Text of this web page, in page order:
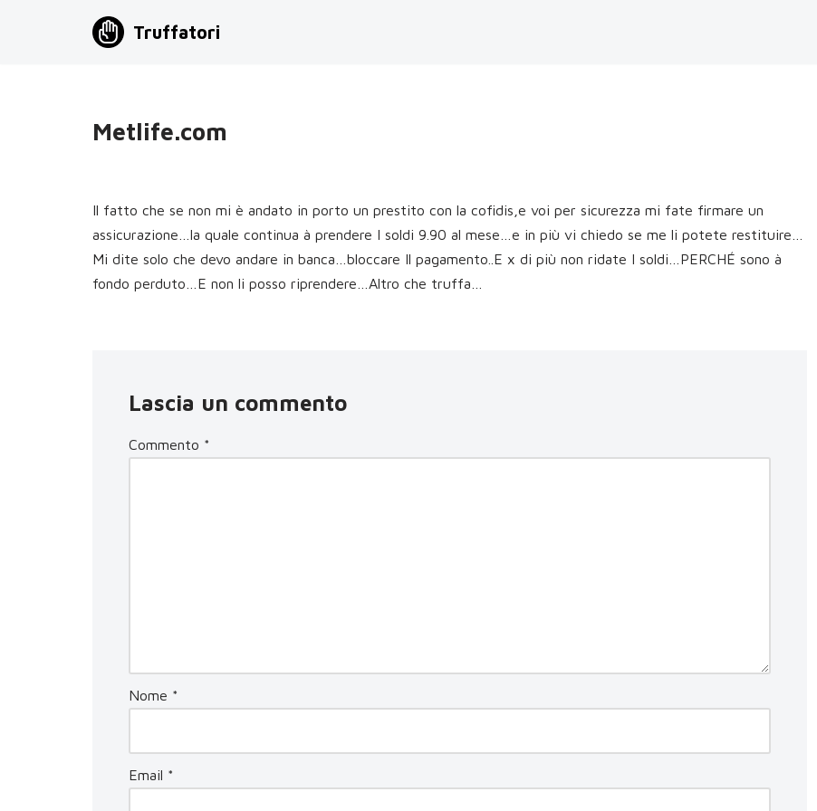
Truffatori
Metlife.com
Il fatto che se non mi è andato in porto un prestito con la cofidis,e voi per sicurezza mi fate firmare un
assicurazione…la quale continua à prendere I soldi 9.90 al mese…e in più vi chiedo se me li potete restituire…
Mi dite solo che devo andare in banca…bloccare Il pagamento..E x di più non ridate I soldi…PERCHÉ sono à
fondo perduto…E non li posso riprendere…Altro che truffa…
Lascia un commento
Commento *
Nome *
Email *